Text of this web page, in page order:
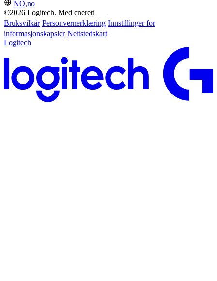
NO,no
©2026 Logitech. Med enerett
Bruksvilkår Personvernerklæring Innstillinger for
informasjonskapsler Nettstedskart
Logitech